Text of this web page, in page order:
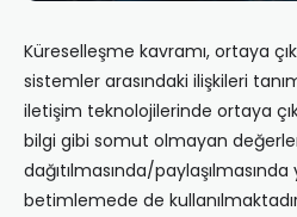
Küreselleşme kavramı, ortaya
sistemler arasındaki ilişkileri
iletişim teknolojilerinde ortaya
bilgi gibi somut olmayan
dağıtılmasında/paylaşılmasında
betimlemede de